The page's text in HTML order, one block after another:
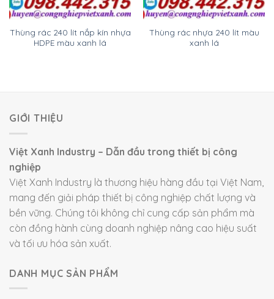
Thùng rác 240 lít nắp kín nhựa
HDPE màu xanh lá
Thùng rác nhựa 240 lít màu
xanh lá
GIỚI THIỆU
Việt Xanh Industry – Dẫn đầu trong thiết bị công
nghiệp
Việt Xanh Industry là thương hiệu hàng đầu tại Việt Nam,
mang đến giải pháp thiết bị công nghiệp chất lượng và
bền vững. Chúng tôi không chỉ cung cấp sản phẩm mà
còn đồng hành cùng doanh nghiệp nâng cao hiệu suất
và tối ưu hóa sản xuất.
DANH MỤC SẢN PHẨM